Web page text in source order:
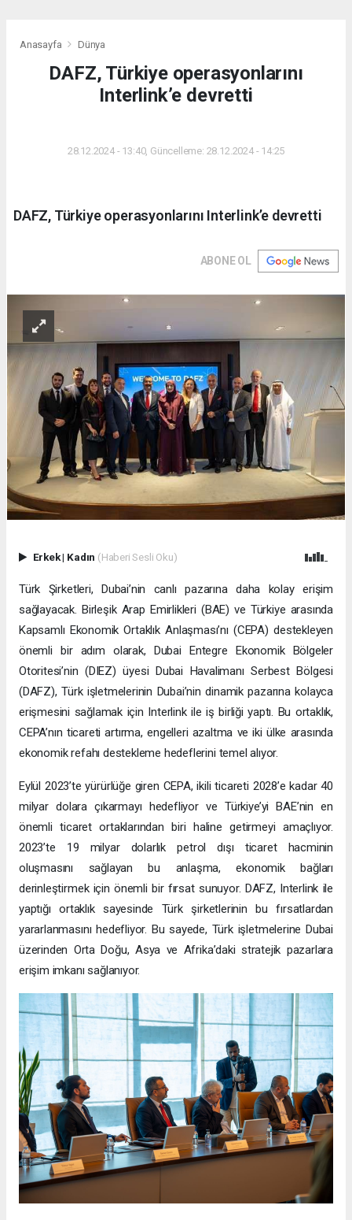
Anasayfa Dünya
DAFZ, Türkiye operasyonlarını
Interlink’e devretti
28.12.2024 - 13:40, Güncelleme: 28.12.2024 - 14:25
DAFZ, Türkiye operasyonlarını Interlink’e devretti
ABONE OL
Erkek| Kadın (Haberi Sesli Oku)
Türk Şirketleri, Dubai’nin canlı pazarına daha kolay erişim
sağlayacak. Birleşik Arap Emirlikleri (BAE) ve Türkiye arasında
Kapsamlı Ekonomik Ortaklık Anlaşması’nı (CEPA) destekleyen
önemli bir adım olarak, Dubai Entegre Ekonomik Bölgeler
Otoritesi’nin (DIEZ) üyesi Dubai Havalimanı Serbest Bölgesi
(DAFZ), Türk işletmelerinin Dubai’nin dinamik pazarına kolayca
erişmesini sağlamak için Interlink ile iş birliği yaptı. Bu ortaklık,
CEPA’nın ticareti artırma, engelleri azaltma ve iki ülke arasında
ekonomik refahı destekleme hedeflerini temel alıyor.
Eylül 2023’te yürürlüğe giren CEPA, ikili ticareti 2028’e kadar 40
milyar dolara çıkarmayı hedefliyor ve Türkiye’yi BAE’nin en
önemli ticaret ortaklarından biri haline getirmeyi amaçlıyor.
2023’te 19 milyar dolarlık petrol dışı ticaret hacminin
oluşmasını sağlayan bu anlaşma, ekonomik bağları
derinleştirmek için önemli bir fırsat sunuyor. DAFZ, Interlink ile
yaptığı ortaklık sayesinde Türk şirketlerinin bu fırsatlardan
yararlanmasını hedefliyor. Bu sayede, Türk işletmelerine Dubai
üzerinden Orta Doğu, Asya ve Afrika’daki stratejik pazarlara
erişim imkanı sağlanıyor.